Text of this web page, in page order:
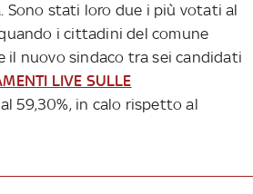
Sono stati loro due i più votati al
i cittadini del comune
il nuovo sindaco tra sei candidati
LIVE SULLE
59,30%, in calo rispetto al